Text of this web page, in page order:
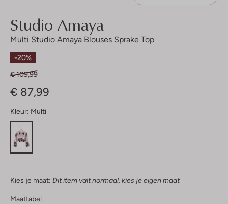
Studio Amaya
Multi Studio Amaya Blouses Sprake Top
-20%
€ 109,99
€ 87,99
Kleur: Multi
Kies je maat: Dit item valt normaal, kies je eigen maat
Maattabel